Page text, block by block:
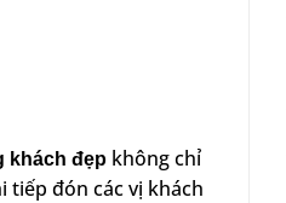
khách đẹp không chỉ
tiếp đón các vị khách